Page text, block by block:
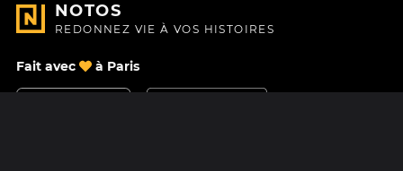
NOTOS
REDONNEZ VIE À VOS HISTOIRES
Fait avec à Paris